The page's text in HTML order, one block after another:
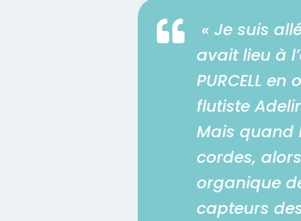

« Je suis
avait lieu à
PURCELL
flutiste
Mais quand
cordes,
organique
capteurs